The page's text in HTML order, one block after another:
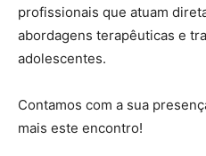
profissionais que atuam
abordagens terapêuticas e
adolescentes.
Contamos com a sua
mais este encontro!